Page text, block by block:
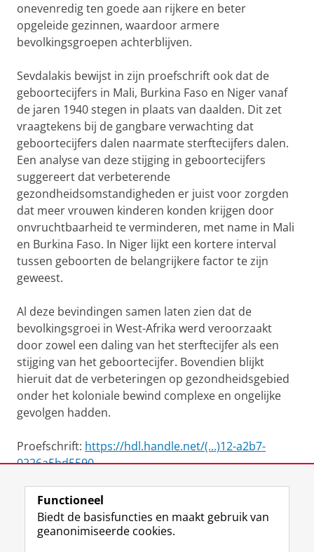
onevenredig ten goede aan rijkere en beter
opgeleide gezinnen, waardoor armere
bevolkingsgroepen achterblijven.
Sevdalakis bewijst in zijn proefschrift ook dat de
geboortecijfers in Mali, Burkina Faso en Niger vanaf
de jaren 1940 stegen in plaats van daalden. Dit zet
vraagtekens bij de gangbare verwachting dat
geboortecijfers dalen naarmate sterftecijfers dalen.
Een analyse van deze stijging in geboortecijfers
suggereert dat verbeterende
gezondheidsomstandigheden er juist voor zorgden
dat meer vrouwen kinderen konden krijgen door
onvruchtbaarheid te verminderen, met name in Mali
en Burkina Faso. In Niger lijkt een kortere interval
tussen geboorten de belangrijkere factor te zijn
geweest.
Al deze bevindingen samen laten zien dat de
bevolkingsgroei in West-Afrika werd veroorzaakt
door zowel een daling van het sterftecijfer als een
stijging van het geboortecijfer. Bovendien blijkt
hieruit dat de verbeteringen op gezondheidsgebied
onder het koloniale bewind complexe en ongelijke
gevolgen hadden.
Proefschrift: https://hdl.handle.net/(...)12-a2b7-
0226a5bd5590
View this page in:English
Functioneel
Biedt de basisfuncties en maakt gebruik van
geanonimiseerde cookies.